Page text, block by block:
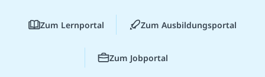
Zum Lernportal Zum Ausbildungsportal
Zum Jobportal